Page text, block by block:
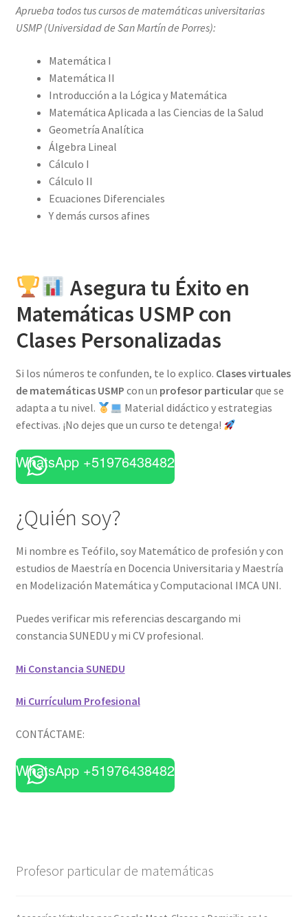
Aprueba todos tus cursos de matemáticas universitarias
USMP (Universidad de San Martín de Porres):
Matemática I
Matemática II
Introducción a la Lógica y Matemática
Matemática Aplicada a las Ciencias de la Salud
Geometría Analítica
Álgebra Lineal
Cálculo I
Cálculo II
Ecuaciones Diferenciales
Y demás cursos afines
Asegura tu Éxito en
Matemáticas USMP con
Clases Personalizadas
Si los números te confunden, te lo explico. Clases virtuales
de matemáticas USMP con un profesor particularque se
adapta a tu nivel.
Material didáctico y estrategias
efectivas. ¡No dejes que un curso te detenga!
WhatsApp +51976438482
¿Quién soy?
Mi nombre es Teófilo, soy Matemático de profesión y con
estudios de Maestría en Docencia Universitaria y Maestría
en Modelización Matemática y Computacional IMCA UNI.
Puedes verificar mis referencias descargando mi
constancia SUNEDU y mi CV profesional.
Mi Constancia SUNEDU
Mi Currículum Profesional
CONTÁCTAME:
WhatsApp +51976438482
Profesor particular de matemáticas